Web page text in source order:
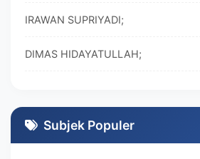
IRAWAN SUPRIYADI;
DIMAS HIDAYATULLAH;
DIVA MARISKA;
Subjek Populer